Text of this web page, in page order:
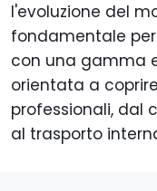
l'evoluzione del
fondamentale
con una gamma
orientata a
professionali, dal
al trasporto